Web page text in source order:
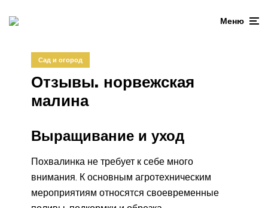
Меню
Сад и огород
Отзывы. норвежская
малина
Выращивание и уход
Похвалинка не требует к себе много
внимания. К основным агротехническим
мероприятиям относятся своевременные